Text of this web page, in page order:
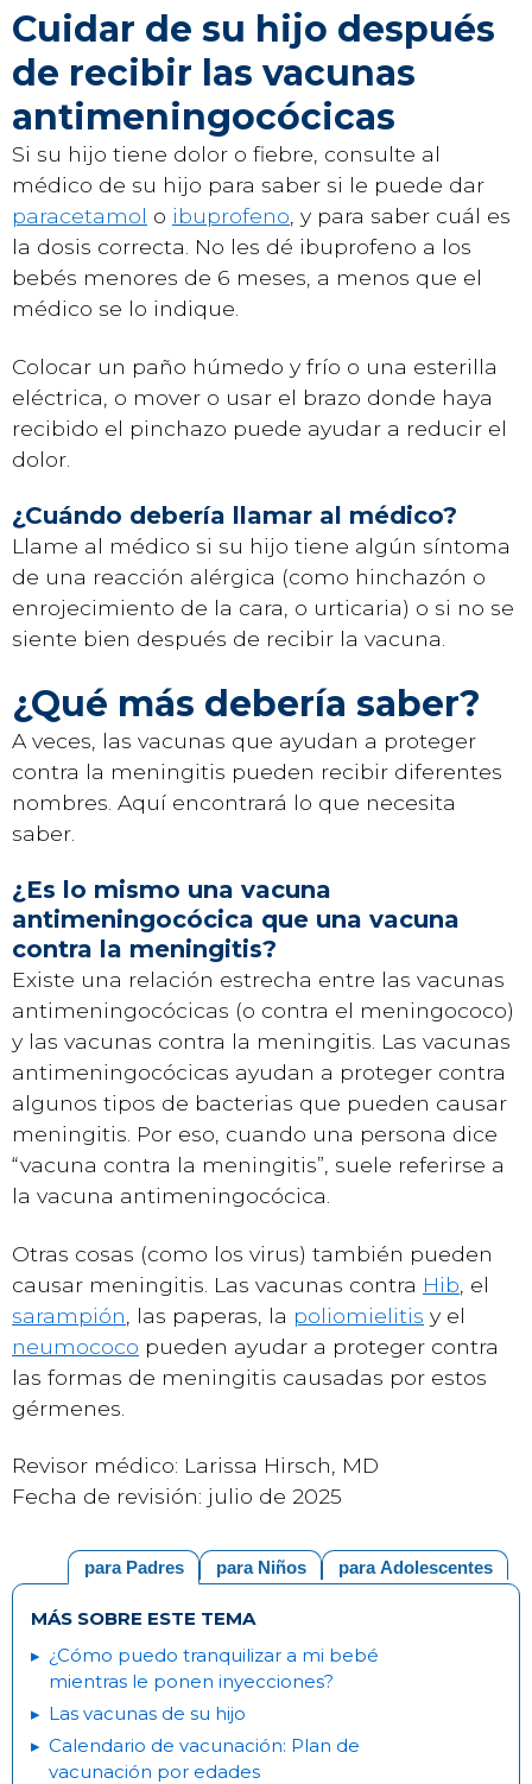
Cuidar de su hijo después
de recibir las vacunas
antimeningocócicas
Si su hijo tiene dolor o fiebre, consulte al
médico de su hijo para saber si le puede dar
paracetamol o ibuprofeno, y para saber cuál es
la dosis correcta. No les dé ibuprofeno a los
bebés menores de 6 meses, a menos que el
médico se lo indique.
Colocar un paño húmedo y frío o una esterilla
eléctrica, o mover o usar el brazo donde haya
recibido el pinchazo puede ayudar a reducir el
dolor.
¿Cuándo debería llamar al médico?
Llame al médico si su hijo tiene algún síntoma
de una reacción alérgica (como hinchazón o
enrojecimiento de la cara, o urticaria) o si no se
siente bien después de recibir la vacuna.
¿Qué más debería saber?
A veces, las vacunas que ayudan a proteger
contra la meningitis pueden recibir diferentes
nombres. Aquí encontrará lo que necesita
saber.
¿Es lo mismo una vacuna
antimeningocócica que una vacuna
contra la meningitis?
Existe una relación estrecha entre las vacunas
antimeningocócicas (o contra el meningococo)
y las vacunas contra la meningitis. Las vacunas
antimeningocócicas ayudan a proteger contra
algunos tipos de bacterias que pueden causar
meningitis. Por eso, cuando una persona dice
“vacuna contra la meningitis”, suele referirse a
la vacuna antimeningocócica.
Otras cosas (como los virus) también pueden
causar meningitis. Las vacunas contra Hib , el
sarampión , las paperas, la poliomielitis y el
neumococo pueden ayudar a proteger contra
las formas de meningitis causadas por estos
gérmenes.
Revisor médico: Larissa Hirsch, MD
Fecha de revisión: julio de 2025
para Adolescentes
para Niños
para Padres
MÁS SOBRE ESTE TEMA
¿Cómo puedo tranquilizar a mi bebé
mientras le ponen inyecciones?
Las vacunas de su hijo
Calendario de vacunación: Plan de
vacunación por edades